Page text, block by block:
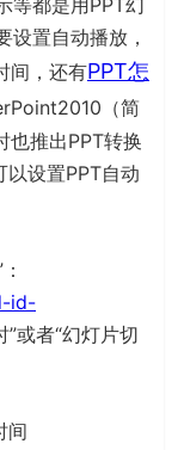
等都是用PPT幻
设置自动播放，
间，还有PPT怎
（简
也推出PPT转换
设置PPT自动
id-
或者“幻灯片切
间